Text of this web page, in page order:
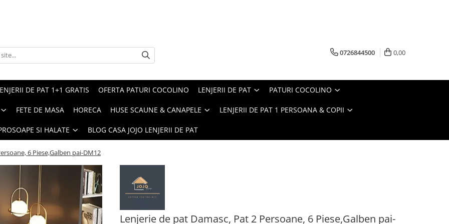
0726844500 0,00
DE PAT 1+1 GRATIS OFERTA PATURI COCOLINO LENJERII DE PAT PATURI COCOLINO
FETE DE MASA HORECA HUSE SCAUNE & CANAPELE LENJERII DE PAT 1 PERSOANA & COPII
SI HALATE BLOG CASA JOJO LENJERII DE PAT
6 Piese,Galben pai-DM12
Lenjerie de pat Damasc, Pat 2 Persoane, 6 Piese,Galben pai-